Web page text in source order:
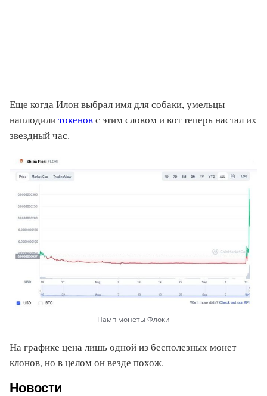
Еще когда Илон выбрал имя для собаки, умельцы
наплодилитокеновс этим словом и вот теперь настал их
звездный час.
Памп монеты Флоки
На графике цена лишь одной из бесполезных монет
клонов, но в целом он везде похож.
Новости